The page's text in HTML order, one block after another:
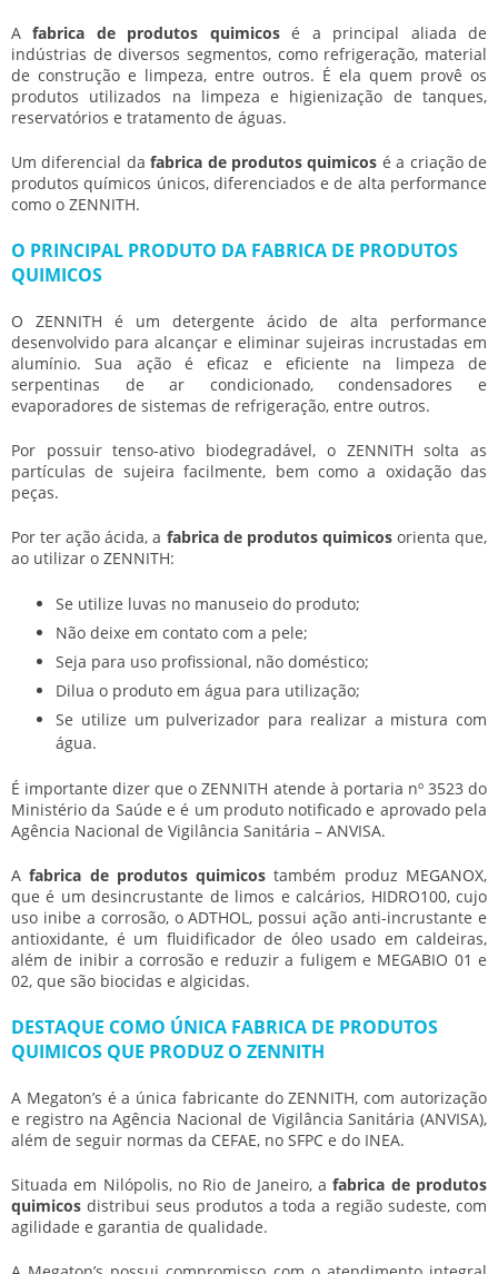
Afabrica de produtos quimicosé a principal aliada de
indústrias de diversos segmentos, como refrigeração, material
de construção e limpeza, entre outros. É ela quem provê os
produtos utilizados na limpeza e higienização de tanques,
reservatórios e tratamento de águas.
Um diferencial dafabrica de produtos quimicos é a criação de
produtos químicos únicos, diferenciados e de alta performance
como o ZENNITH.
O PRINCIPAL PRODUTO DA FABRICA DE PRODUTOS
QUIMICOS
O ZENNITH é um detergente ácido de alta performance
desenvolvido para alcançar e eliminar sujeiras incrustadas em
alumínio. Sua ação é eficaz e eficiente na limpeza de
serpentinas de ar condicionado, condensadores e
evaporadores de sistemas de refrigeração, entre outros.
Por possuir tenso-ativo biodegradável, o ZENNITH solta as
partículas de sujeira facilmente, bem como a oxidação das
peças.
Por ter ação ácida, a fabrica de produtos quimicosorienta que,
ao utilizar o ZENNITH:
Se utilize luvas no manuseio do produto;
Não deixe em contato com a pele;
Seja para uso profissional, não doméstico;
Dilua o produto em água para utilização;
Se utilize um pulverizador para realizar a mistura com
água.
É importante dizer que o ZENNITH atende à portaria nº 3523 do
Ministério da Saúde e é um produto notificado e aprovado pela
Agência Nacional de Vigilância Sanitária – ANVISA.
Afabrica de produtos quimicos também produz MEGANOX,
que é um desincrustante de limos e calcários, HIDRO100, cujo
uso inibe a corrosão, o ADTHOL, possui ação anti-incrustante e
antioxidante, é um fluidificador de óleo usado em caldeiras,
além de inibir a corrosão e reduzir a fuligem e MEGABIO 01 e
02, que são biocidas e algicidas.
DESTAQUE COMO ÚNICA FABRICA DE PRODUTOS
QUIMICOS QUE PRODUZ O ZENNITH
A Megaton’s é a única fabricante do ZENNITH, com autorização
e registro na Agência Nacional de Vigilância Sanitária (ANVISA),
além de seguir normas da CEFAE, no SFPC e do INEA.
Situada em Nilópolis, no Rio de Janeiro, afabrica de produtos
quimicos distribui seus produtos a toda a região sudeste, com
agilidade e garantia de qualidade.